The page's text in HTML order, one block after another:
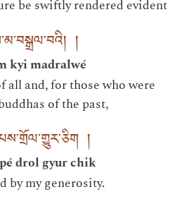
be swiftly rendered evident
།
kyi madralwé
all and, for those who were
of the past,
།
drol gyur chik
by my generosity.